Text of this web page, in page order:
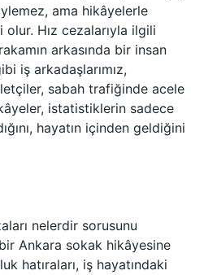
ama hikâyelerle
Hız cezalarıyla ilgili
arkasında bir insan
iş arkadaşlarımız,
sabah trafiğinde acele
istatistiklerin sadece
hayatın içinden geldiğini
nelerdir sorusunu
Ankara sokak hikâyesine
hatıraları, iş hayatındaki